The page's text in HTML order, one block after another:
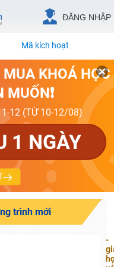
ĐĂNG NHẬP
Mã kích hoạt
KHOÁ HỌC
1-12 (TỪ 10-12/08)
1 NGÀY
trình mới
-